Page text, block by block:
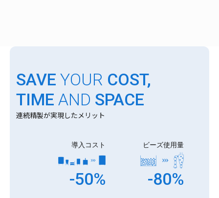
SAVE YOUR COST,
TIME AND SPACE
連続精製が実現したメリット
導入コスト
-50%
ビーズ使用量
-80%